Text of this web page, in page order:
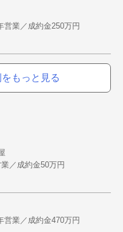
営業／成約金250万円
もっと見る
／成約金50万円
営業／成約金470万円